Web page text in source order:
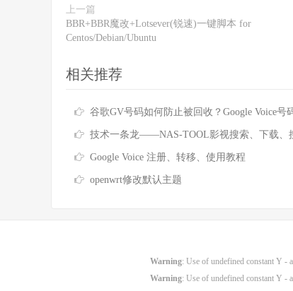
上一篇
BBR+BBR魔改+Lotsever(锐速)一键脚本 for
Centos/Debian/Ubuntu
相关推荐
谷歌GV号码如何防止被回收？Google Voice号码回收政策及防
技术一条龙——NAS-TOOL影视搜索、下载、搜刮观
Google Voice 注册、转移、使用教程
openwrt修改默认主题
Warning: Use of undefined constant Y -
Warning: Use of undefined constant Y -